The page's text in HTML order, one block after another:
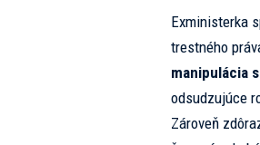
Exministerka
trestného
manipulácia
odsudzujúce
Zároveň